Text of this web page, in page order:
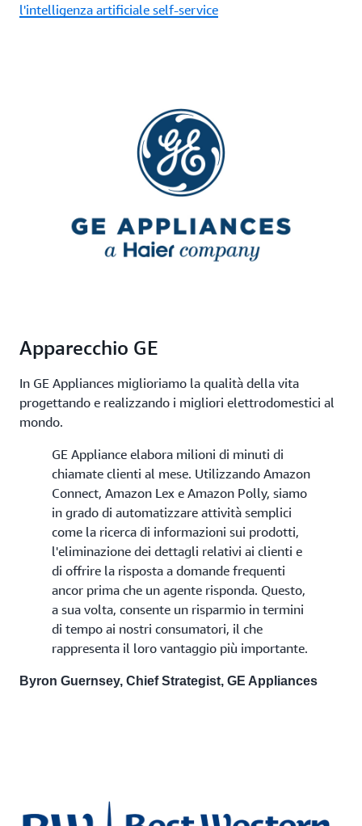
l'intelligenza artificiale self-service
Apparecchio GE
In GE Appliances miglioriamo la qualità della vita
progettando e realizzando i migliori elettrodomestici al
mondo.
GE Appliance elabora milioni di minuti di
chiamate clienti al mese. Utilizzando Amazon
Connect, Amazon Lex e Amazon Polly, siamo
in grado di automatizzare attività semplici
come la ricerca di informazioni sui prodotti,
l'eliminazione dei dettagli relativi ai clienti e
di offrire la risposta a domande frequenti
ancor prima che un agente risponda. Questo,
a sua volta, consente un risparmio in termini
di tempo ai nostri consumatori, il che
rappresenta il loro vantaggio più importante.
Byron Guernsey, Chief Strategist, GE Appliances